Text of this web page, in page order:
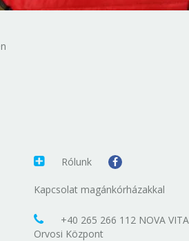
Rólunk
Kapcsolat magánkórházakkal
+40 265 266 112 NOVA VITA
Orvosi Központ